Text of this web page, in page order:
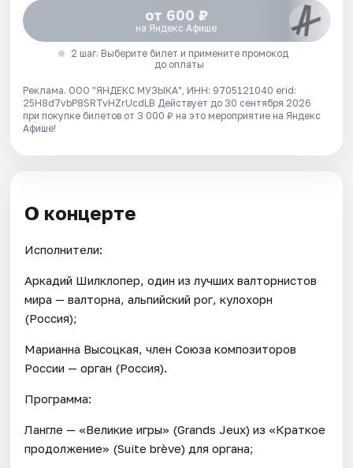
от 600 ₽
на Яндекс Афише
2 шаг. Выберите билет и примените промокод
до оплаты
Реклама. ООО "ЯНДЕКС МУЗЫКА", ИНН: 9705121040 erid:
25H8d7vbP8SRTvHZrUcdLB Действует до 30 сентября 2026
при покупке билетов от 3 000 ₽ на это мероприятие на Яндекс
Афише!
О концерте
Исполнители:
Аркадий Шилклопер, один из лучших валторнистов
мира — валторна, альпийский рог, кулохорн
(Россия);
Марианна Высоцкая, член Союза композиторов
России — орган (Россия).
Программа:
Лангле — «Великие игры» (Grands Jeux) из «Краткое
продолжение» (Suite brève) для органа;